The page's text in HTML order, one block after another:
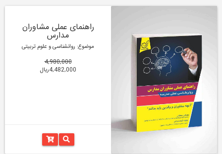
راهنمای عملی مشاوران
مدارس
موضوع: روانشناسی و علوم تربیتی
4,980,000
4,482,000ریال